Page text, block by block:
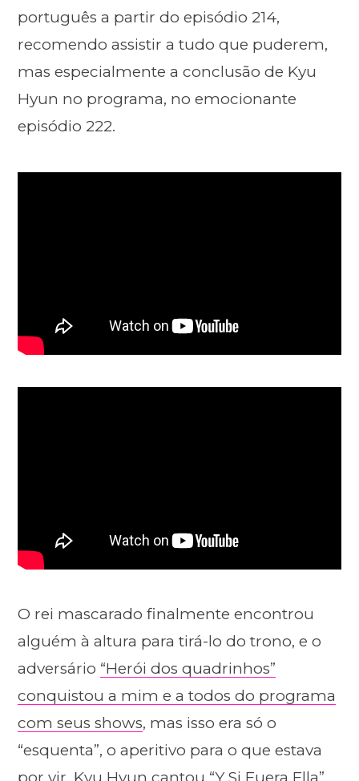
português a partir do episódio 214,
recomendo assistir a tudo que puderem,
mas especialmente a conclusão de Kyu
Hyun no programa, no emocionante
episódio 222.
O rei mascarado finalmente encontrou
alguém à altura para tirá-lo do trono, e o
adversário “Herói dos quadrinhos”
conquistou a mim e a todos do programa
com seus shows, mas isso era só o
“esquenta”, o aperitivo para o que estava